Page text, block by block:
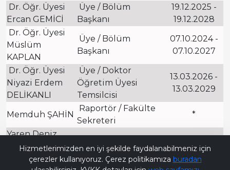
Dr. Öğr. Üyesi
Ercan GEMİCİ
Üye / Bölüm
Başkanı
19.12.2025 -
19.12.2028
Dr. Öğr. Üyesi
Müslüm
KAPLAN
Üye / Bölüm
Başkanı
07.10.2024 -
07.10.2027
Dr. Öğr. Üyesi
Niyazi Erdem
DELİKANLI
Üye / Doktor
Öğretim Üyesi
Temsilcisi
13.03.2026 -
13.03.2029
Memduh ŞAHİN
Raportör / Fakülte
Sekreteri
*
Yaren Deniz
TEZCAN
Hizmetlerimizden en iyi şekilde faydalanabilmeniz için
çerezler kullanıyoruz. Çerez politikamıza buradan
Bana Soru Sor | Ask Me